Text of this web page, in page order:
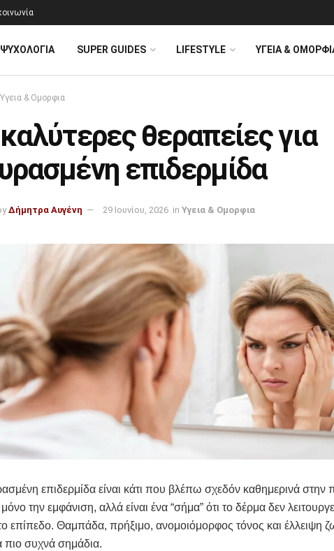
ΨΥΧΟΛΟΓΊΑ SUPER GUIDES LIFESTYLE ΥΓΕΙΑ &
Υγεια & Ομορφια
θεραπείες για
επιδερμίδα
Δήμητρα Αυγένη 29 Ιουνίου, 2026 in Υγεια & Ομορφια
επιδερμίδα είναι κάτι που βλέπω σχεδόν καθημερινά στην
την εμφάνιση, αλλά είναι ένα “σήμα” ότι το δέρμα δεν
επίπεδο. Θαμπάδα, πρήξιμο, ανομοιόμορφος τόνος και έλλειψη
πιο συχνά σημάδια.